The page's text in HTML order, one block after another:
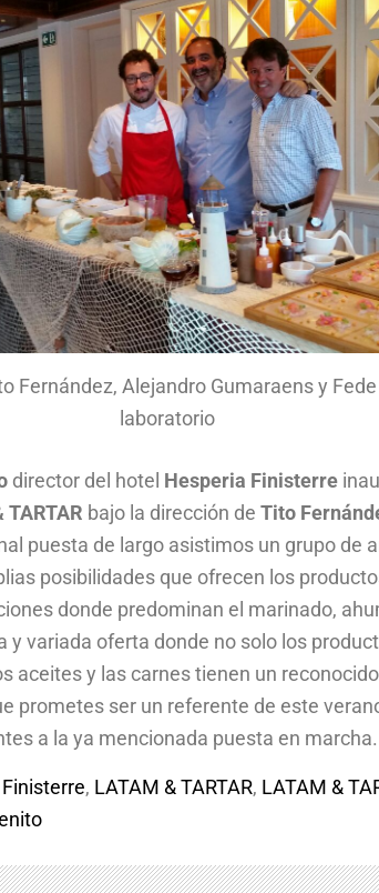
Fernández, Alejandro Gumaraens y
laboratorio
director del hotel Hesperia Finisterre
TARTAR bajo la dirección de Tito
puesta de largo asistimos un grupo de
posibilidades que ofrecen los
donde predominan el marinado,
y variada oferta donde no solo los
aceites y las carnes tienen un
prometes ser un referente de este
a la ya mencionada puesta en marcha.
, LATAM & TARTAR, LATAM &